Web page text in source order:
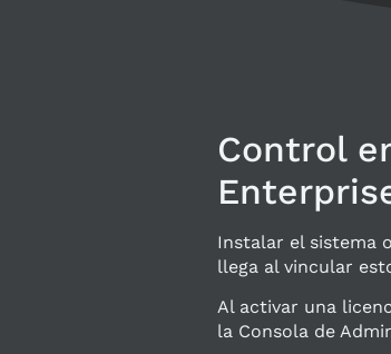
Control
Instalar el sistema
llega al vincular
Al activar una
la Consola de